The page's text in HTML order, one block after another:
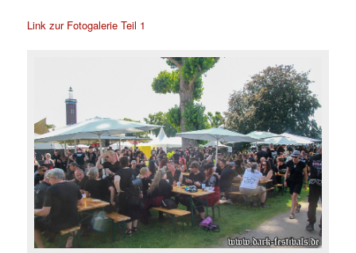
Link zur Fotogalerie Teil 1